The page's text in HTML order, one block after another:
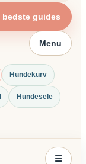
bedste guides
Menu
Hundekurv
Hundesele
☰